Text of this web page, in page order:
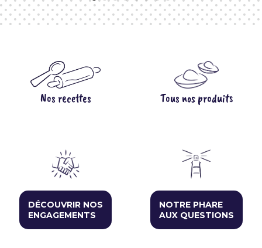
Nos recettes Tous nos produits
DÉCOUVRIR NOS
ENGAGEMENTS
NOTRE PHARE
AUX QUESTIONS